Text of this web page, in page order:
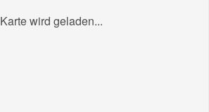
Karte wird geladen...